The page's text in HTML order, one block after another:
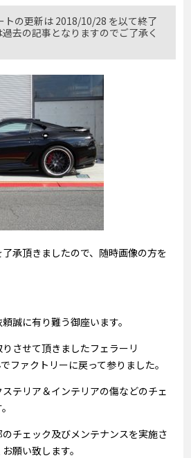
の更新は 2018/10/28 を以て終了
去の記事となりますのでご了承く
承頂きましたので、随時画像の方を
誠に有り難う御座います。
させて頂きましたフェラーリ
ファクトリーに戻って参りました。
テリア＆インテリアの傷などのチェ
チェック及びメンテナンスを実施さ
願い致します。